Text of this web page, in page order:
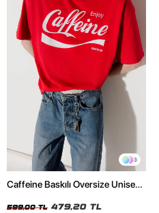
3
Caffeine Baskılı Oversize Unisex
599,00 TL 479,20 TL